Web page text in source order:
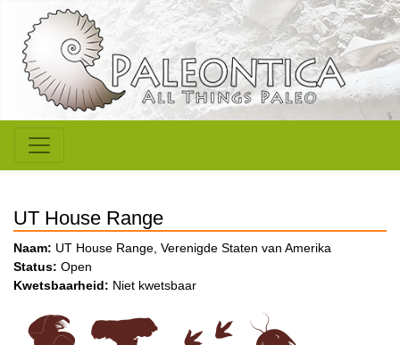
UT House Range
Naam: UT House Range, Verenigde Staten van Amerika
Status: Open
Kwetsbaarheid: Niet kwetsbaar